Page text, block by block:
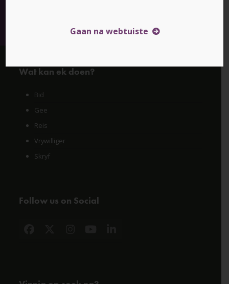
Skenk nou
Wat kan ek doen?
Bid
Gee
Reis
Vrywilliger
Skryf
Follow us on Social
Gaan na webtuiste